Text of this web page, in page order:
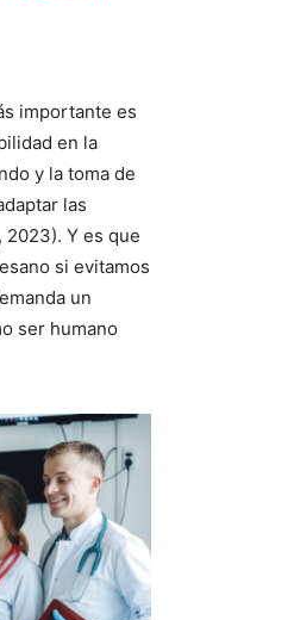
importante es
en la
y la toma de
las
2023). Y es que
si evitamos
un
ser humano